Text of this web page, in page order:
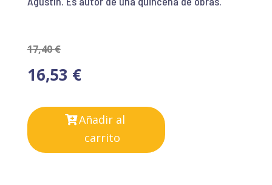
17,40€
16,53 €
Añadir al
carrito